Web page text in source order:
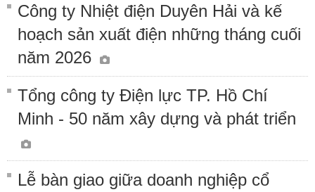
Công ty Nhiệt điện Duyên Hải và kế
hoạch sản xuất điện những tháng cuối
năm 2026
Tổng công ty Điện lực TP. Hồ Chí
Minh - 50 năm xây dựng và phát triển
Lễ bàn giao giữa doanh nghiệp cổ